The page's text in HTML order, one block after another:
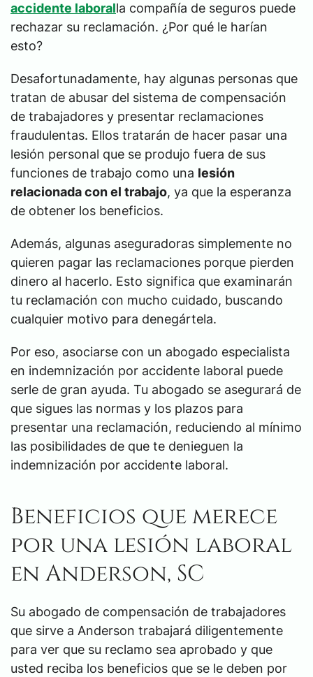
accidente laboralla compañía de seguros puede
rechazar su reclamación. ¿Por qué le harían
esto?
Desafortunadamente, hay algunas personas que
tratan de abusar del sistema de compensación
de trabajadores y presentar reclamaciones
fraudulentas. Ellos tratarán de hacer pasar una
lesión personal que se produjo fuera de sus
funciones de trabajo como una lesión
relacionada con el trabajo, ya que la esperanza
de obtener los beneficios.
Además, algunas aseguradoras simplemente no
quieren pagar las reclamaciones porque pierden
dinero al hacerlo. Esto significa que examinarán
tu reclamación con mucho cuidado, buscando
cualquier motivo para denegártela.
Por eso, asociarse con un abogado especialista
en indemnización por accidente laboral puede
serle de gran ayuda. Tu abogado se asegurará de
que sigues las normas y los plazos para
presentar una reclamación, reduciendo al mínimo
las posibilidades de que te denieguen la
indemnización por accidente laboral.
Beneficios que merece
por una lesión laboral
en Anderson, SC
Su abogado de compensación de trabajadores
que sirve a Anderson trabajará diligentemente
para ver que su reclamo sea aprobado y que
usted reciba los beneficios que se le deben por